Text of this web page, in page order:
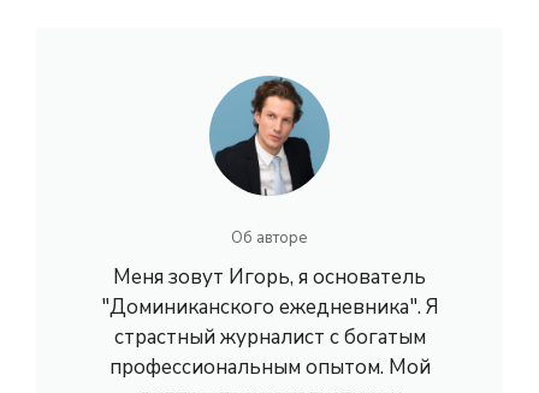
Об авторе
Меня зовут Игорь, я основатель
"Доминиканского ежедневника". Я
страстный журналист с богатым
профессиональным опытом. Мой